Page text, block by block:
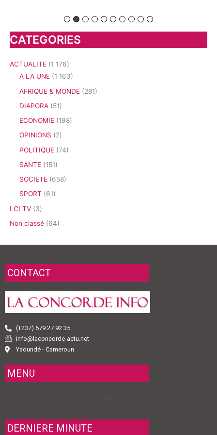
CATEGORIES
ACTUALITE (1 176)
A LA UNE (1 163)
AFRIQUE & MONDE (281)
DIAPORA (51)
ECONOMIE (198)
OPINIONS (2)
POLITIQUE (74)
SANTE (151)
SOCIETE (658)
SPORT (61)
LCI TV (3)
Non classé (64)
CONTACT
(+237) 679 27 92 35
info@laconcorde-actu.net
Yaoundé - Cameroun
MENU
DERNIERE MINUTE